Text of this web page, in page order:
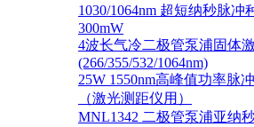
1030/1064nm 超短纳秒脉冲
300mW
4波长气冷二极管泵浦固体
(266/355/532/1064nm)
25W 1550nm高峰值功率脉
（激光测距仪用）
MNL1342 二极管泵浦亚纳